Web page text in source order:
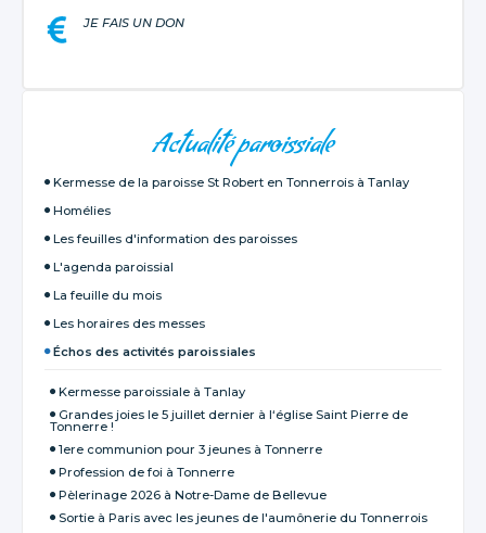
JE FAIS UN DON
Actualité paroissiale
Kermesse de la paroisse St Robert en Tonnerrois à Tanlay
Homélies
Les feuilles d'information des paroisses
L'agenda paroissial
La feuille du mois
Les horaires des messes
Échos des activités paroissiales
Kermesse paroissiale à Tanlay
Grandes joies le 5 juillet dernier à l‘église Saint Pierre de
Tonnerre !
1ere communion pour 3 jeunes à Tonnerre
Profession de foi à Tonnerre
Pèlerinage 2026 à Notre-Dame de Bellevue
Sortie à Paris avec les jeunes de l'aumônerie du Tonnerrois